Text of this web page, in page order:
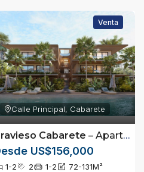
Venta
Calle Principal, Cabarete
Cabarete – Apartamentos en Cabarete, Puerto Plata
US$156,000
1-2 2 1-2 72-131M²